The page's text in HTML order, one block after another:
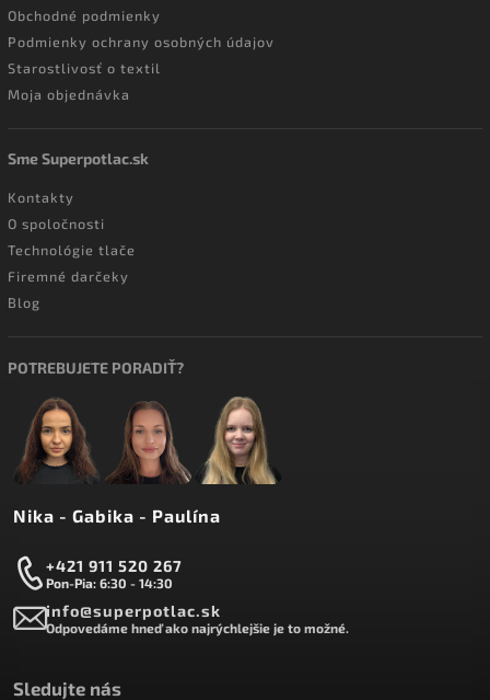
Obchodné podmienky
Podmienky ochrany osobných údajov
Starostlivosť o textil
Moja objednávka
Sme Superpotlac.sk
Kontakty
O spoločnosti
Technológie tlače
Firemné darčeky
Blog
POTREBUJETE PORADIŤ?
Nika - Gabika - Paulína
+421 911 520 267
Pon-Pia: 6:30 - 14:30
info@superpotlac.sk
Odpovedáme hneď ako najrýchlejšie je to možné.
Sledujte nás